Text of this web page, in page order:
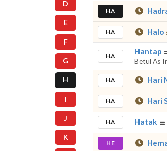
D
E
F
G
H
I
J
K
HA
HA Halo
HA
Hantap
Betul As
HA Hari
HA Hari
HA Hatak
HE